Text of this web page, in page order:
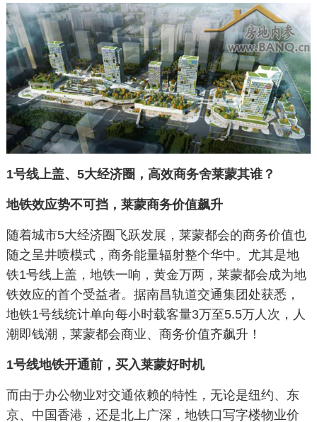
1号线上盖、5大经济圈，高效商务舍莱蒙其谁？
地铁效应势不可挡，莱蒙商务价值飙升
随着城市5大经济圈飞跃发展，莱蒙都会的商务价值也
随之呈井喷模式，商务能量辐射整个华中。尤其是地
铁1号线上盖，地铁一响，黄金万两，莱蒙都会成为地
铁效应的首个受益者。据南昌轨道交通集团处获悉，
地铁1号线统计单向每小时载客量3万至5.5万人次，人
潮即钱潮，莱蒙都会商业、商务价值齐飙升！
1号线地铁开通前，买入莱蒙好时机
而由于办公物业对交通依赖的特性，无论是纽约、东
京、中国香港，还是北上广深，地铁口写字楼物业价